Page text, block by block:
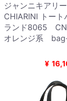
ジャンニキアリ
CHIARINI トー
ランド8065
オレンジ系
¥